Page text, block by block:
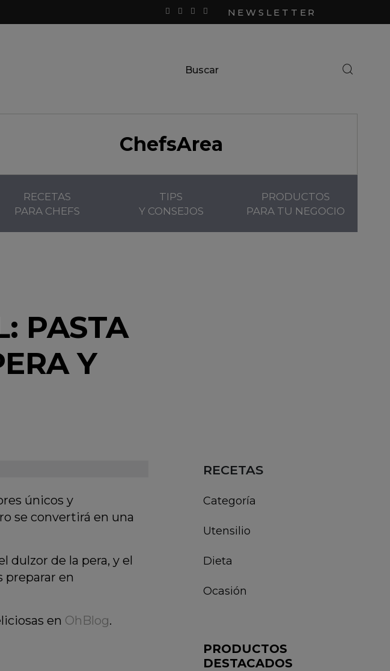
NEWSLETTER
ChefsArea
RECETAS
PARA CHEFS
TIPS
Y CONSEJOS
PRODUCTOS
PARA TU NEGOCIO
PASTA
Y
únicos y
se convertirá en una
dulzor de la pera, y el
preparar en
en OhBlog.
RECETAS
Categoría
Utensilio
Dieta
Ocasión
PRODUCTOS
DESTACADOS